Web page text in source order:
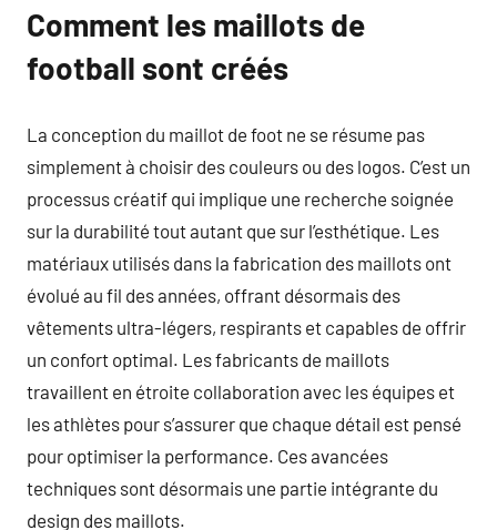
Comment les maillots de
football sont créés
La conception du maillot de foot ne se résume pas
simplement à choisir des couleurs ou des logos. C’est un
processus créatif qui implique une recherche soignée
sur la durabilité tout autant que sur l’esthétique. Les
matériaux utilisés dans la fabrication des maillots ont
évolué au fil des années, offrant désormais des
vêtements ultra-légers, respirants et capables de offrir
un confort optimal. Les fabricants de maillots
travaillent en étroite collaboration avec les équipes et
les athlètes pour s’assurer que chaque détail est pensé
pour optimiser la performance. Ces avancées
techniques sont désormais une partie intégrante du
design des maillots.